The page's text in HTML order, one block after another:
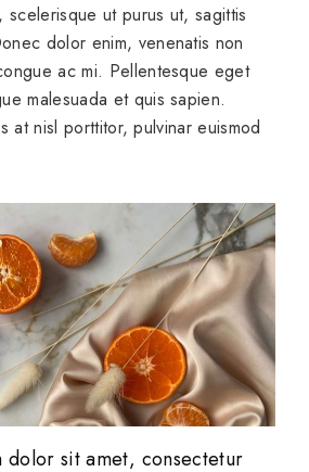
scelerisque ut purus ut, sagittis
dolor enim, venenatis non
ac mi. Pellentesque eget
malesuada et quis sapien.
at nisl porttitor, pulvinar euismod
dolor sit amet, consectetur